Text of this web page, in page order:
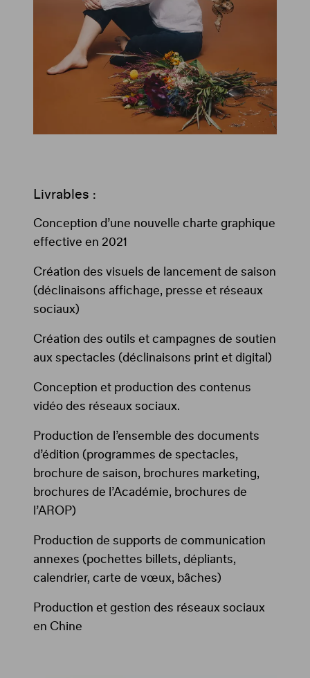
Livrables :
Conception d’une nouvelle charte graphique
effective en 2021
Création des visuels de lancement de saison
(déclinaisons affichage, presse et réseaux
sociaux)
Création des outils et campagnes de soutien
aux spectacles (déclinaisons print et digital)
Conception et production des contenus
vidéo des réseaux sociaux.
Production de l’ensemble des documents
d’édition (programmes de spectacles,
brochure de saison, brochures marketing,
brochures de l’Académie, brochures de
l’AROP)
Production de supports de communication
annexes (pochettes billets, dépliants,
calendrier, carte de vœux, bâches)
Production et gestion des réseaux sociaux
en Chine